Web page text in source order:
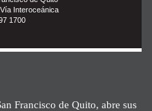
Interoceánica
1700
Francisco de Quito, abre sus